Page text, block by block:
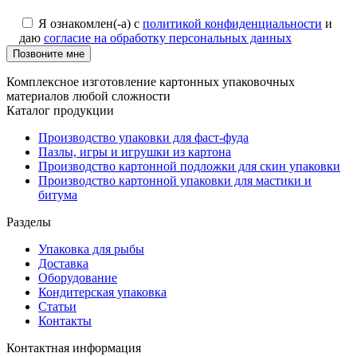
Я ознакомлен(-а) с политикой конфиденциальности и
даю согласие на обработку персональных данных
Позвоните мне
Комплексное изготовление картонных упаковочных
материалов любой сложности
Каталог продукции
Производство упаковки для фаст-фуда
Пазлы, игры и игрушки из картона
Производство картонной подложки для скин упаковки
Производство картонной упаковки для мастики и
битума
Разделы
Упаковка для рыбы
Доставка
Оборудование
Кондитерская упаковка
Статьи
Контакты
Контактная информация